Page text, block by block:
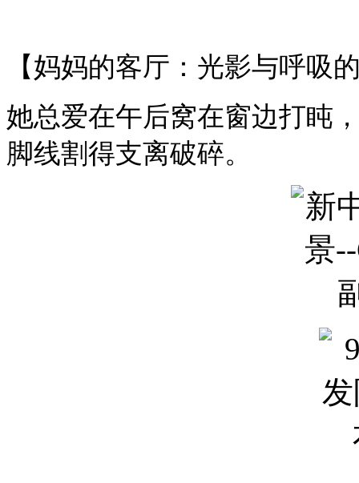
【妈妈的客厅：光影与呼吸
她总爱在午后窝在窗边打盹
脚线割得支离破碎。